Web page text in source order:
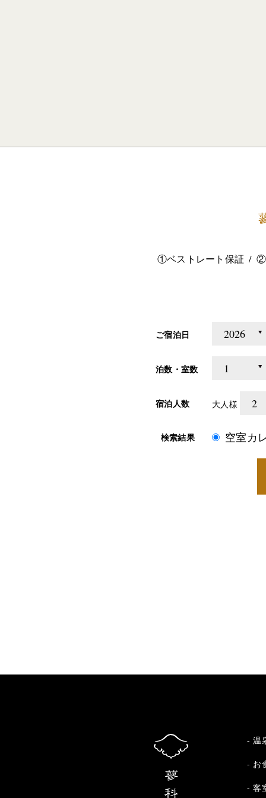
①ベストレート保証 ②
ご宿泊日
泊数・室数
宿泊人数 大人様
検索結果 空室カ
温
お
客